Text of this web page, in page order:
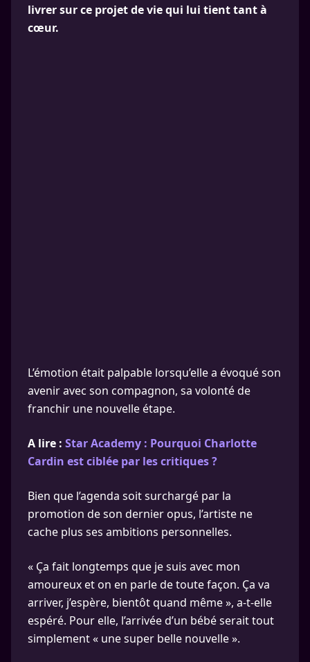
livrer sur ce projet de vie qui lui tient tant à
cœur.
L’émotion était palpable lorsqu’elle a évoqué son
avenir avec son compagnon, sa volonté de
franchir une nouvelle étape.
A lire : Star Academy : Pourquoi Charlotte
Cardin est ciblée par les critiques ?
Bien que l’agenda soit surchargé par la
promotion de son dernier opus, l’artiste ne
cache plus ses ambitions personnelles.
« Ça fait longtemps que je suis avec mon
amoureux et on en parle de toute façon. Ça va
arriver, j’espère, bientôt quand même », a-t-elle
espéré. Pour elle, l’arrivée d’un bébé serait tout
simplement « une super belle nouvelle ».